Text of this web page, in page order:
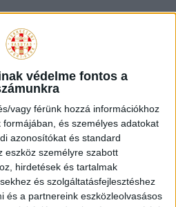
védelme fontos a
vagy férünk hozzá információkhoz
és személyes adatokat
azonosítókat és standard
eszköz személyre szabott
hirdetések és tartalmak
és szolgáltatásfejlesztéshez
és a partnereink eszközleolvasásos
PÓLÓ –